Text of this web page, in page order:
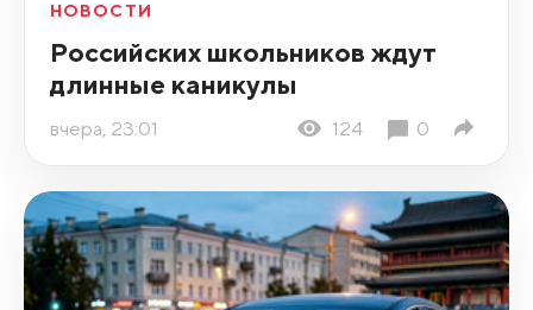
НОВОСТИ
Российских школьников ждут
длинные каникулы
вчера, 23:01 124 0